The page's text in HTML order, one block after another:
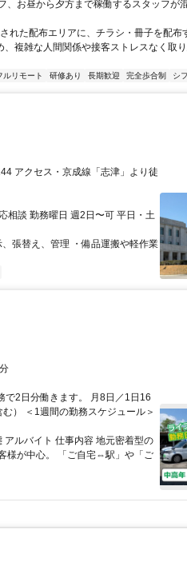
お昼から夕方まで稼働するスタッフが
れた配布エリアに、チラシ・冊子を配布
複雑な人間関係や接客ストレスなく取
ルリモート 研修あり 長期歓迎 完全歩合制 シ
相談 勤務曜日 週2日〜可 平日・土
張替え、管理 ・備品運搬や軽作業
で2日分働きます。 月8日／1日16
） ＜1週間の勤務スケジュール＞
ルバイト 仕事内容 地元密着型の
様が中心。 「ご自宅⇔駅」や「ご